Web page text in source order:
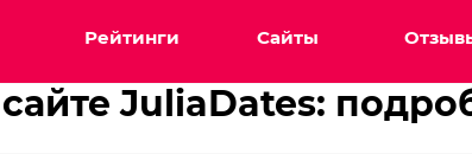
Рейтинги Сайты
JuliaDates: